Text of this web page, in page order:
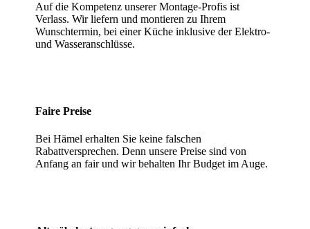
Auf die Kompetenz unserer Montage-Profis ist
Verlass. Wir liefern und montieren zu Ihrem
Wunschtermin, bei einer Küche inklusive der Elektro-
und Wasseranschlüsse.
Faire Preise
Bei Hämel erhalten Sie keine falschen
Rabattversprechen. Denn unsere Preise sind von
Anfang an fair und wir behalten Ihr Budget im Auge.